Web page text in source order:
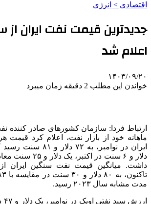
اقتصادی > انرژی
جدیدترین قیمت نفت ایران
اعلام شد
۱۴۰۳/۰۹/۲۰
خواندن این مطلب 2 دقیقه زمان میبرد
ارتباط فردا: سازمان کشورهای صادر کننده
ماهانه خود از بازار نفت، اعلام کرد
مدت مشابه سال ۲۰۲۳ رسید.